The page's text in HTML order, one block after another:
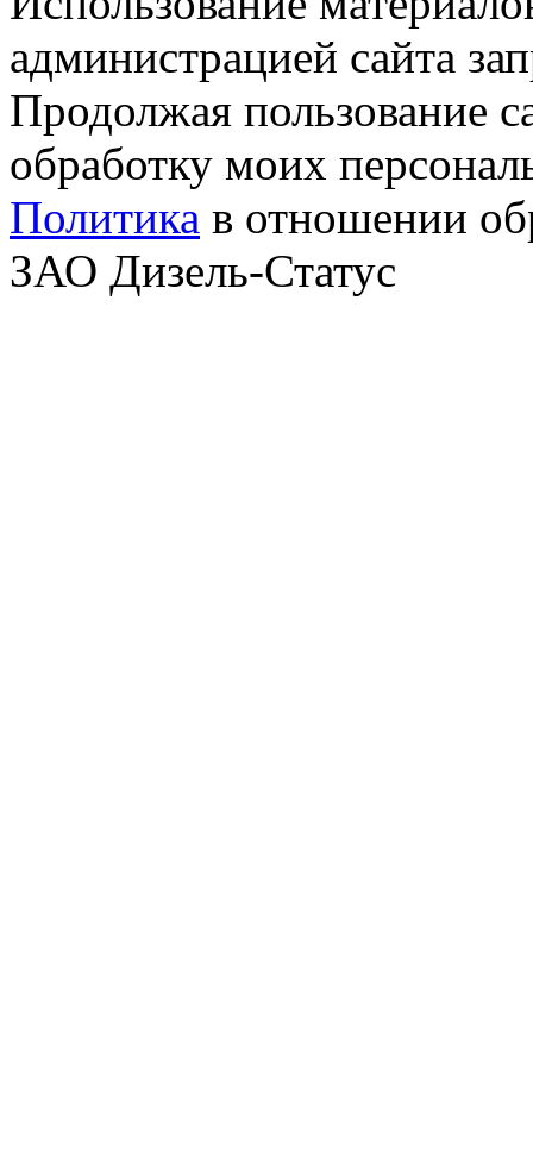
администрацией сайта
Продолжая пользование
обработку моих
Политика в отношении
ЗАО Дизель-Статус